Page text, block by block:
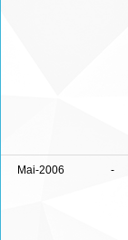
Mai-2006 -